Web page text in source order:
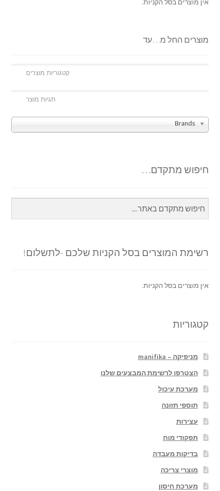
אין מוצרים בסל הקניות.
מוצרים החל מ…עד
Brands
חיפוש מתקדם…
רשימת המוצרים בסל הקניות שלכם -לתשלום!
אין מוצרים בסל הקניות.
קטגוריות
מניפיקה – manifika
הצטרפו לרשימת המבצעים שלנו
מערכת עיכול
תוספי תזונה
עצירות
תפקודי מוח
בדיקות מעבדה
מוצרי צריכה
מערכת חיסון